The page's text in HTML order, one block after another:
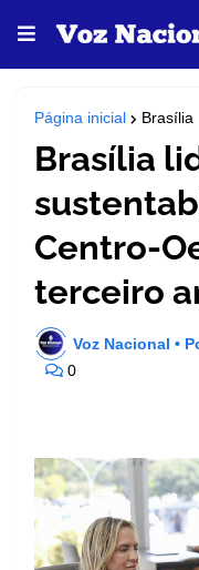
Página inicial Brasília
Brasília
Centro-
terceiro
Voz Nacional •
0